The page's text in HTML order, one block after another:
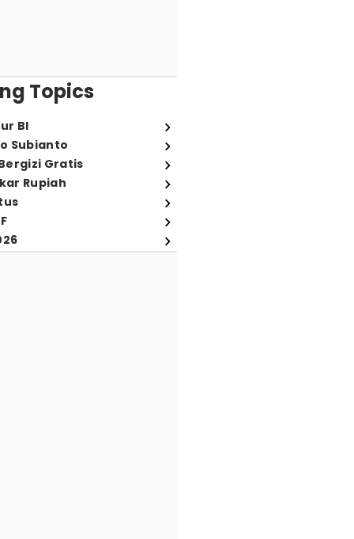
Topics
BI
Subianto
Gratis
Rupiah